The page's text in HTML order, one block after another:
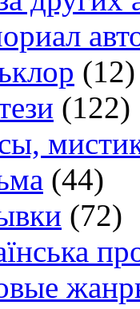
(12)
(122)
(44)
(72)